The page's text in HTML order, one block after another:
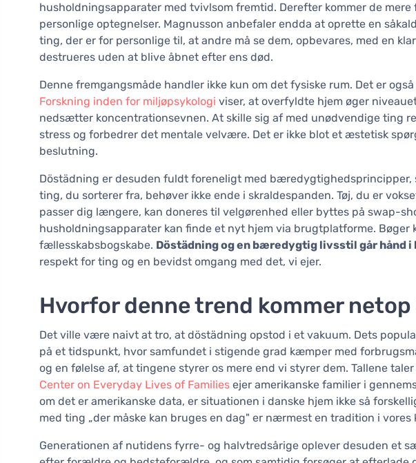
husholdningsapparater med tvivlsom fremtid. Derefter kommer de
personlige optegnelser. Magnusson anbefaler endda at oprette en
ting, der er for personlige til, at andre må se dem, opbevares, med en
destrueres uden at blive åbnet efter ens død.
Denne fremgangsmåde handler ikke kun om det fysiske rum. Det er
Forskning inden for miljøpsykologi viser, at overfyldte hjem øger
nedsætter koncentrationsevnen. At skille sig af med unødvendige ting
stress og forbedrer det mentale velvære. Det er ikke blot et æstetisk
beslutning.
Döstädning er desuden fuldt foreneligt med bæredygtighedsprincipper,
ting, du sorterer fra, behøver ikke ende i skraldespanden. Tøj, du er
passer dig længere, kan doneres til velgørenhed eller byttes på swap-
husholdningsapparater kan finde et nyt hjem via brugtplatforme. Bøger
fællesskabsbogskabe. Döstädning og en bæredygtig livsstil går hånd i
respekt for ting og en bevidst omgang med det, vi ejer.
Hvorfor denne trend kommer netop
Det ville være naivt at tro, at döstädning opstod i et vakuum. Dets
på et tidspunkt, hvor samfundet i stigende grad kæmper med
og en følelse af, at tingene styrer os mere end vi styrer dem. Tallene
Center on Everyday Lives of Families ejer amerikanske familier i
om det er amerikanske data, er situationen i danske hjem ikke så
med ting „der måske kan bruges en dag" er nærmest en tradition i vores
Generationen af nutidens fyrre- og halvtredsårige oplever desuden et